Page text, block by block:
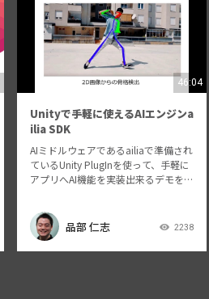
46:04
Unityで手軽に使えるAIエンジンa
ilia SDK
AIミドルウェアであるailiaで準備され
ているUnity PlugInを使って、手軽に
アプリへAI機能を実装出来るデモを行
品部 仁志 2238